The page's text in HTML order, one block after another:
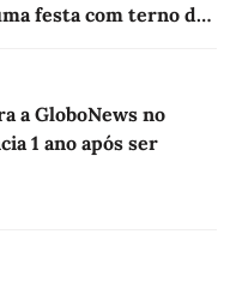
festa com terno de
a GloboNews no
1 ano após ser